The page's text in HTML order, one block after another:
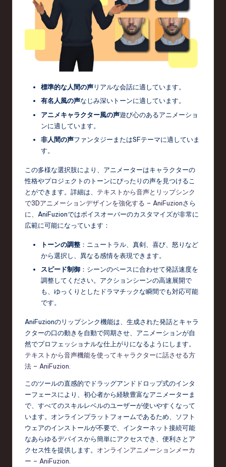
標準的な人間の声リアルな会話に適しています。
有名人風の声なじみ深いトーンに適しています。
アニメキャラクター風の声遊び心のあるアニメーショ
ンに適しています。
非人間の声ファンタジーまたはSFテーマに適していま
す。
この多様な選択肢により、アニメーターはキャラクターの
性格やプロジェクトのトーンにぴったりの声を見つけるこ
とができます。詳細は、 テキストから音声とリップシンク
で3Dアニメーションデザインを強化する – AniFuzionさら
に、AniFuzionではボイスオーバーのカスタマイズが非常に
広範に可能になっています：
トーンの調整 ：ニュートラル、真剣、喜び、怒りなど
から選択し、異なる感情を表現できます。
スピード制御 ：シーンのペースに合わせて発話速度を
調整してください。アクションシーンの高速展開で
も、ゆっくりとしたドラマチックな瞬間でも対応可能
です。
AniFuzionのリップシンク機能は、生成された発話とキャラ
クターの口の動きを自動で同期させ、アニメーションが自
然でプロフェッショナルな仕上がりになるようにします。
テキストから音声機能を使ってキャラクターに話させる方
法 – AniFuzion
このツールの直感的でドラッグアンドドロップ式のインタ
ーフェースにより、初心者から経験豊富なアニメーターま
で、すべてのスキルレベルのユーザーが使いやすくなって
います。オンラインプラットフォームであるため、ソフト
ウェアのインストールが不要で、インターネット接続可能
なあらゆるデバイスから簡単にアクセスでき、便利さとア
クセス性を提供します。 オンラインアニメーションメーカ
ー – AniFuzion